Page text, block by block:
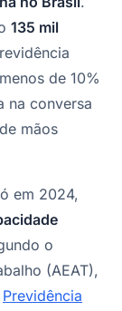
135 mil
de 10%
na conversa
mãos
em 2024,
o
(AEAT),
Previdência